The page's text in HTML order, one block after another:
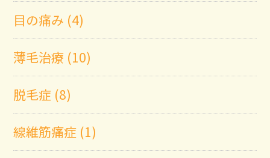
目の痛み (4)
薄毛治療 (10)
脱毛症 (8)
線維筋痛症 (1)